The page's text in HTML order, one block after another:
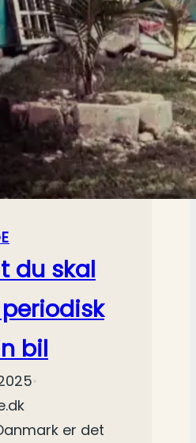
du skal
bil
•
er det